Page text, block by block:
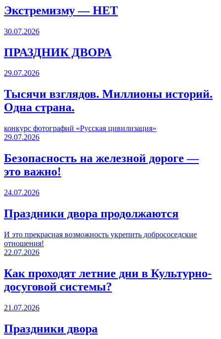
Экстремизму — НЕТ
30.07.2026
ПРАЗДНИК ДВОРА️
29.07.2026
Тысячи взглядов. Миллионы историй.
Одна страна.
конкурс фотографий «Русская цивилизация»
29.07.2026
Безопасность на железной дороге —
это важно!
24.07.2026
Праздники двора продолжаются
И это прекрасная возможность укрепить добрососедские
отношения!
22.07.2026
Как проходят летние дни в Культурно-
досуговой системы?
21.07.2026
Праздники двора